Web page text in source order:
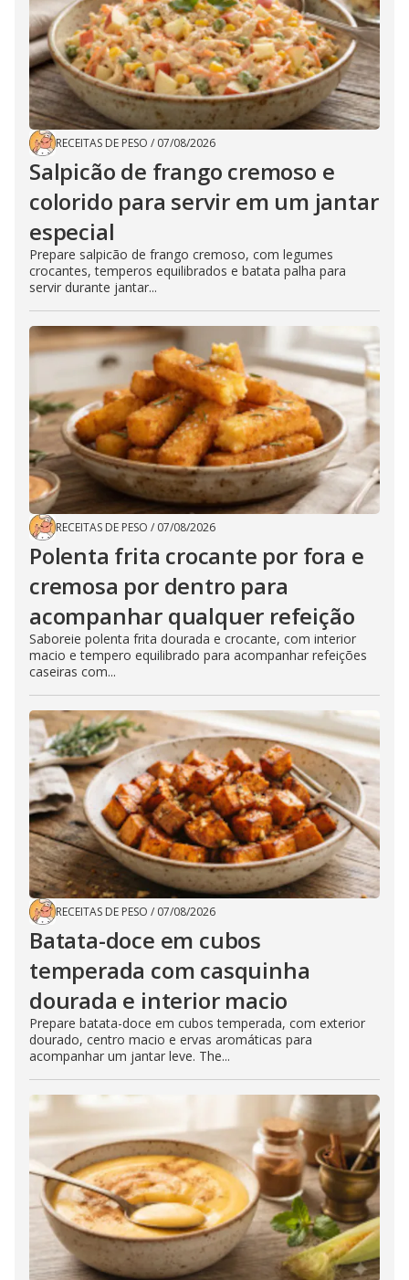
RECEITAS DE PESO / 07/08/2026
Salpicão de frango cremoso e
colorido para servir em um jantar
especial
Prepare salpicão de frango cremoso, com legumes
crocantes, temperos equilibrados e batata palha para
servir durante jantar...
RECEITAS DE PESO / 07/08/2026
Polenta frita crocante por fora e
cremosa por dentro para
acompanhar qualquer refeição
Saboreie polenta frita dourada e crocante, com interior
macio e tempero equilibrado para acompanhar refeições
caseiras com...
RECEITAS DE PESO / 07/08/2026
Batata-doce em cubos
temperada com casquinha
dourada e interior macio
Prepare batata-doce em cubos temperada, com exterior
dourado, centro macio e ervas aromáticas para
acompanhar um jantar leve. The...